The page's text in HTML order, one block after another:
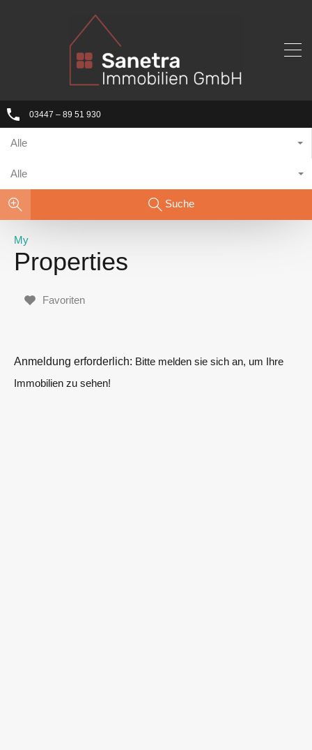
03447 – 89 51 930
Alle
Alle
Suche
My
Properties
Favoriten
Anmeldung erforderlich: Bitte melden sie sich an, um Ihre
Immobilien zu sehen!